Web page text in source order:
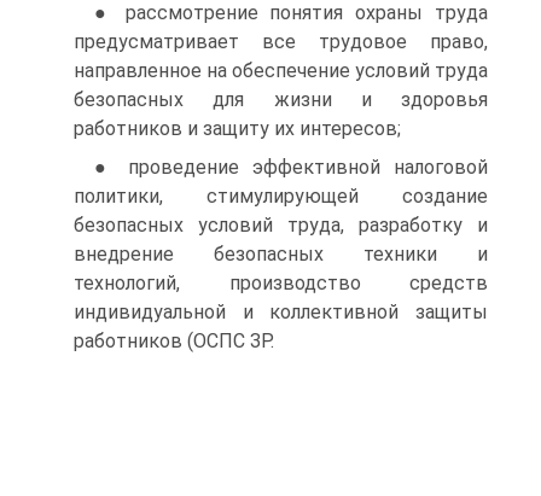
● рассмотрение понятия охраны труда
предусматривает все трудовое право,
направленное на обеспечение условий труда
безопасных для жизни и здоровья
работников и защиту их интересов;
● проведение эффективной налоговой
политики, стимулирующей создание
безопасных условий труда, разработку и
внедрение безопасных техники и
технологий, производство средств
индивидуальной и коллективной защиты
работников (ОСПС ЗР.